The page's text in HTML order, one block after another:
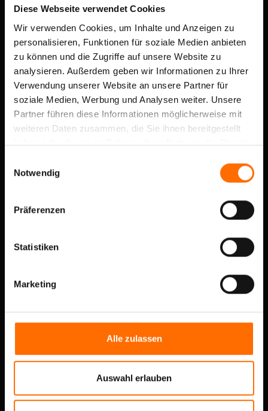
Diese Webseite verwendet Cookies
Wir verwenden Cookies, um Inhalte und Anzeigen zu
personalisieren, Funktionen für soziale Medien anbieten
zu können und die Zugriffe auf unsere Website zu
analysieren. Außerdem geben wir Informationen zu Ihrer
Verwendung unserer Website an unsere Partner für
soziale Medien, Werbung und Analysen weiter. Unsere
Partner führen diese Informationen möglicherweise mit
weiteren Daten zusammen, die Sie ihnen bereitgestellt
haben oder die sie im Rahmen Ihrer Nutzung der Dienste
Notwendig
Präferenzen
Statistiken
Marketing
Alle zulassen
Auswahl erlauben